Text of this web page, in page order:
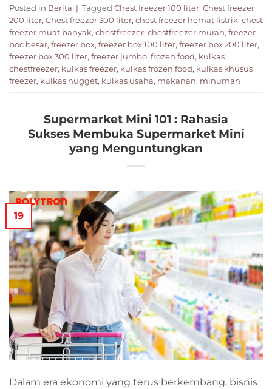
Posted in Berita | Tagged Chest freezer 100 liter, Chest freezer
200 liter, Chest freezer 300 liter, chest freezer hemat listrik, chest
freezer muat banyak, chestfreezer, chestfreezer murah, freezer
boc besar, freezer box, freezer box 100 liter, freezer box 200 liter,
freezer box 300 liter, freezer jumbo, frozen food, kulkas
chestfreezer, kulkas freezer, kulkas frozen food, kulkas khusus
freezer, kulkas nugget, kulkas usaha, makanan, minuman
Supermarket Mini 101 : Rahasia
Sukses Membuka Supermarket Mini
yang Menguntungkan
19
Dalam era ekonomi yang terus berkembang, bisnis